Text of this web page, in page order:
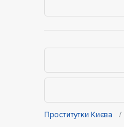
Проститутки Києва